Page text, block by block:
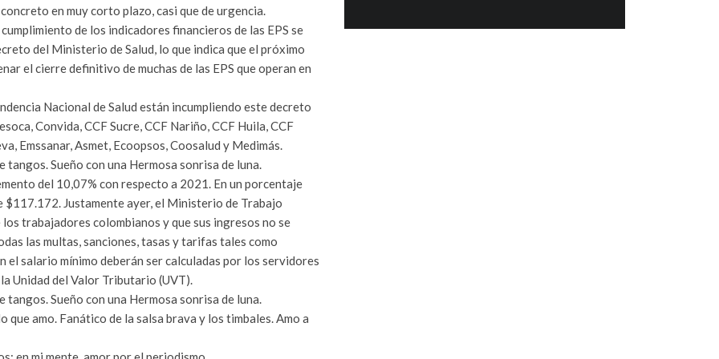
en muy corto plazo, casi que de urgencia.
de los indicadores financieros de las EPS se
del Ministerio de Salud, lo que indica que el próximo
el cierre definitivo de muchas de las EPS que operan en
Nacional de Salud están incumpliendo este decreto
Convida, CCF Sucre, CCF Nariño, CCF Huila, CCF
Emssanar, Asmet, Ecoopsos, Coosalud y Medimás.
Sueño con una Hermosa sonrisa de luna.
del 10,07% con respecto a 2021. En un porcentaje
Justamente ayer, el Ministerio de Trabajo
trabajadores colombianos y que sus ingresos no se
las multas, sanciones, tasas y tarifas tales como
el salario mínimo deberán ser calculadas por los servidores
Unidad del Valor Tributario (UVT).
Sueño con una Hermosa sonrisa de luna.
amo. Fanático de la salsa brava y los timbales. Amo a